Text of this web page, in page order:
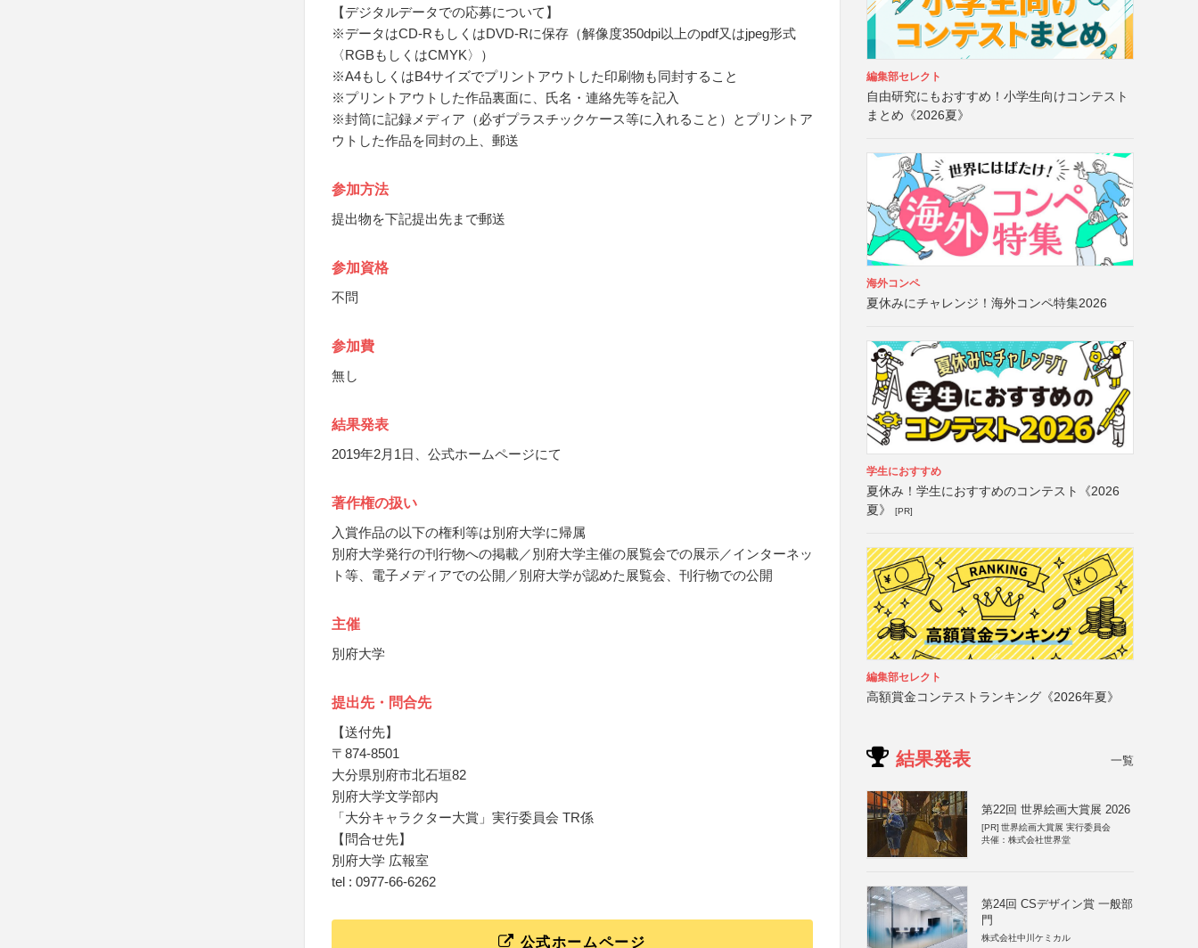
【デジタルデータでの応募について】
※データはCD-RもしくはDVD-Rに保存（解像度350dpi以上のpdf又はjpeg形式
〈RGBもしくはCMYK〉）
※A4もしくはB4サイズでプリントアウトした印刷物も同封すること
※プリントアウトした作品裏面に、氏名・連絡先等を記入
※封筒に記録メディア（必ずプラスチックケース等に入れること）とプリントア
ウトした作品を同封の上、郵送
参加方法
提出物を下記提出先まで郵送
参加資格
不問
参加費
無し
結果発表
2019年2月1日、公式ホームページにて
著作権の扱い
入賞作品の以下の権利等は別府大学に帰属
別府大学発行の刊行物への掲載／別府大学主催の展覧会での展示／インターネッ
ト等、電子メディアでの公開／別府大学が認めた展覧会、刊行物での公開
主催
別府大学
提出先・問合先
【送付先】
〒874-8501
大分県別府市北石垣82
別府大学文学部内
「大分キャラ クター大賞 」実行委員会 TR係
【問合せ先】
別府大学 広報室
tel : 0977-66-6262
公式ホームページ
編集部セレクト
自由研究にもおすすめ！小学生向けコンテスト
まとめ《2026夏》
海外コンペ
夏休みにチャレンジ！海外コンペ特集2026
学生におすすめ
夏休み！学生におすすめのコンテスト《2026
夏》
[PR]
編集部セレクト
高額賞金コンテストランキング《2026年夏》
結果発表 一覧
第22回 世界絵画大賞展 2026
[PR] 世界絵画大賞展 実行委員会
共催：株式会社世界堂
第24回 CSデザイン賞 一般部
門
株式会社中川ケミカル